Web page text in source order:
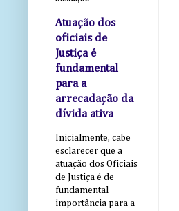
Atuação dos
oficiais de
Justiça é
fundamental
para a
arrecadação da
dívida ativa
Inicialmente, cabe
esclarecer que a
atuação dos Oficiais
de Justiça é de
fundamental
importância para a